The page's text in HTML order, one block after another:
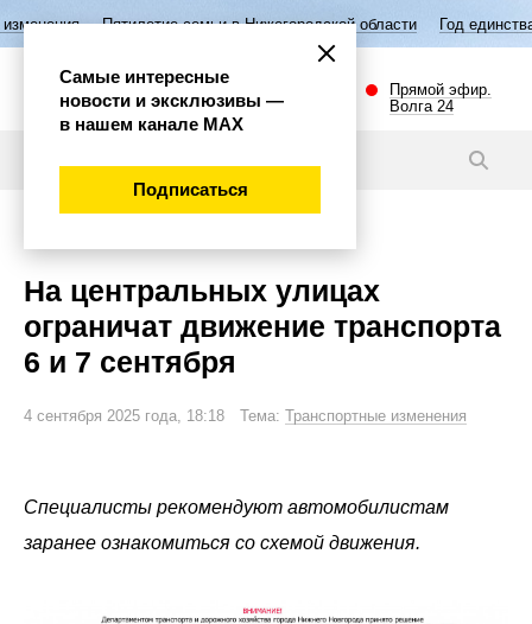
семьи в Нижегородской области Год единства народов России
Прямой эфир.
Волга 24
На центральных улицах
ограничат движение транспорта
6 и 7 сентября
4 сентября 2025 года, 18:18 Тема: Транспортные изменения
Специалисты рекомендуют автомобилистам
заранее ознакомиться со схемой движения.
Самые интересные
новости и эксклюзивы —
в нашем канале МАХ
Подписаться